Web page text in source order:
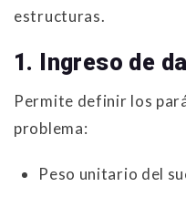
estructuras.
1. Ingreso de
Permite definir los
problema:
Peso unitario del